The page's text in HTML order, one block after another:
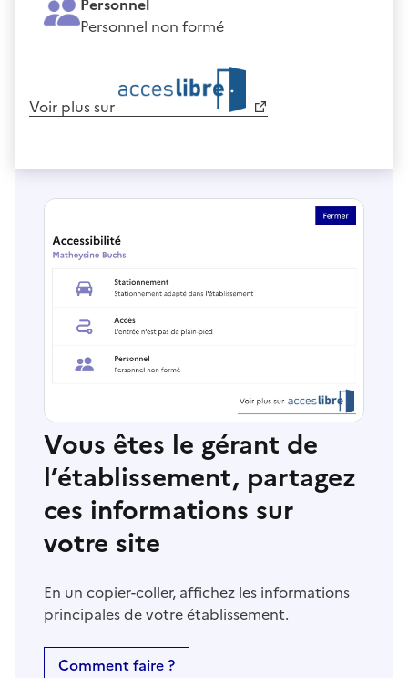
Personnel non formé
Voir plus sur
Vous êtes le gérant de
l’établissement, partagez
ces informations sur
votre site
En un copier-coller, affichez les informations
principales de votre établissement.
Comment faire ?